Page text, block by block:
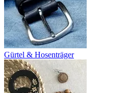
Gürtel & Hosenträger